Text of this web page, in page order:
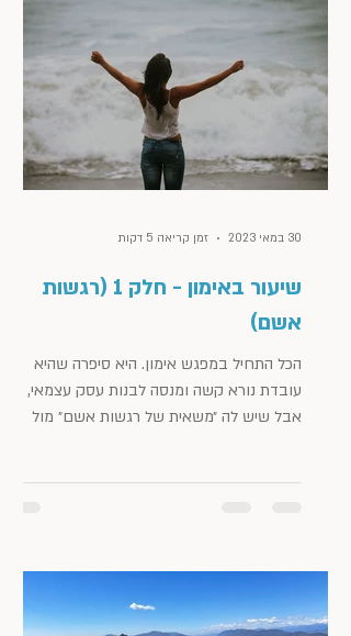
שיעור באימון - חלק 1 (רגשות
אשם)
הכל התחיל במפגש אימון. היא סיפרה שהיא
עובדת נורא קשה ומנסה לבנות עסק עצמאי,
אבל שיש לה ״משאית של רגשות אשם״ מול
30 במאי 2023 זמן קריאה 5 דקות